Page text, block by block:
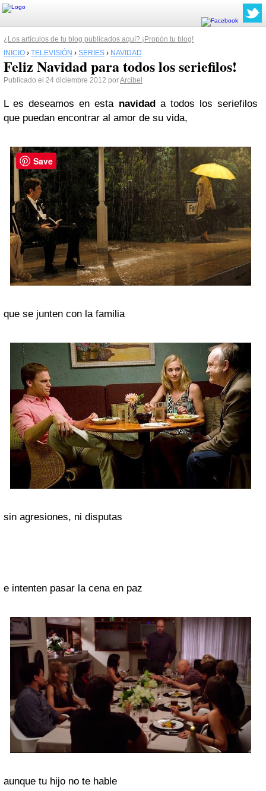
¿Los artículos de tu blog publicados aquí? ¡Propón tu blog!
INICIO › TELEVISIÓN › SERIES › NAVIDAD
Feliz Navidad para todos los seriefilos!
Publicado el 24 diciembre 2012 porArcibel
Les deseamos en esta navidada todos los seriefilos
que puedan encontrar al amor de su vida,
que se junten con la familia
sin agresiones, ni disputas
e intenten pasar la cena en paz
aunque tu hijo no te hable
Save